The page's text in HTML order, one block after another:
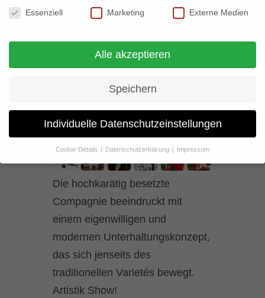
Artistik Show
Die hochkarätig besetzte
Compagnie beeindruckt mit
einem eigenwilligen und
modernen Unterhaltungskonzept,
das sich jenseits des
traditionellen Varietés bewegt.
Artistik Show!
Datenschutzeinstellungen
Essenziell Marketing Externe Medien
Alle akzeptieren
Speichern
Individuelle Datenschutzeinstellungen
Cookie-Details Datenschutzerklärung Impressum
Datenschutzeinstellungen
Wenn Sie unter 16 Jahre alt sind und Ihre Zustimmung zu
Erziehungsberechtigten um Erlaubnis bitten.
Wir verwenden Cookies und andere Technologien auf unserer
Website. Einige von ihnen sind essenziell, während andere uns
helfen, diese Website und Ihre Erfahrung zu verbessern.
Personenbezogene Daten können verarbeitet werden (z. B. IP-
Adressen), z. B. für personalisierte Anzeigen und Inhalte oder
Anzeigen- und Inhaltsmessung. Weitere Informationen über die
Verwendung Ihrer Daten finden Sie in unserer